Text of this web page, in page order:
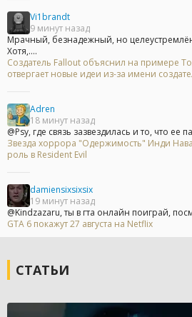
Vi1brandt
9 минут назад
Мрачный, безнадежный, но
Хотя,....
Создатель Fallout объяснил на примере
отвергает новые идеи из-за имени
Adren
18 минут назад
@Psy, где связь зазвездилась и то, что ее
Звезда хоррора "Одержимость" Инди
роль в Resident Evil
damiensixsixsix
19 минут назад
@Kindzazaru, ты в гта онлайн поиграй,
GTA 6 покажут 27 августа на Netflix
СТАТЬИ